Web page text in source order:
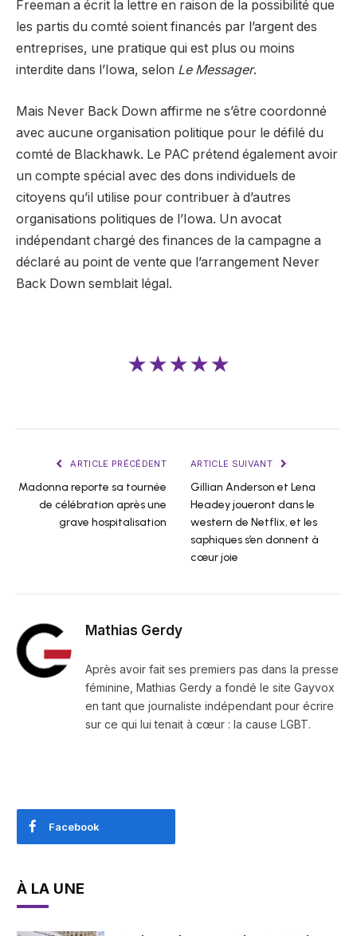
Freeman a écrit la lettre en raison de la possibilité que
les partis du comté soient financés par l’argent des
entreprises, une pratique qui est plus ou moins
interdite dans l’Iowa, selon Le Messager.
Mais Never Back Down affirme ne s’être coordonné
avec aucune organisation politique pour le défilé du
comté de Blackhawk. Le PAC prétend également avoir
un compte spécial avec des dons individuels de
citoyens qu’il utilise pour contribuer à d’autres
organisations politiques de l’Iowa. Un avocat
indépendant chargé des finances de la campagne a
déclaré au point de vente que l’arrangement Never
Back Down semblait légal.
★★★★★
ARTICLE PRÉCÉDENT
Madonna reporte sa tournée
de célébration après une
grave hospitalisation
ARTICLE SUIVANT
Gillian Anderson et Lena
Headey joueront dans le
western de Netflix, et les
saphiques s’en donnent à
cœur joie
Mathias Gerdy
Après avoir fait ses premiers pas dans la presse
féminine, Mathias Gerdy a fondé le site Gayvox
en tant que journaliste indépendant pour écrire
sur ce qui lui tenait à cœur : la cause LGBT.
Facebook
À LA UNE